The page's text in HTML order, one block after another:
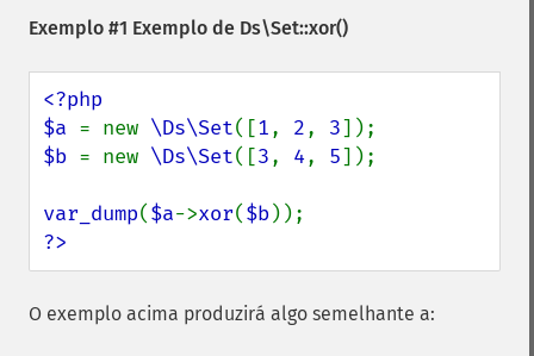
Exemplo #1 Exemplo de Ds\Set::xor()
<?php
$a = new \Ds\Set([1, 2, 3
$b = new \Ds\Set([3, 4, 5]);
var_dump($a->xor($b
?>
O exemplo acima produzirá algo semelhante a: